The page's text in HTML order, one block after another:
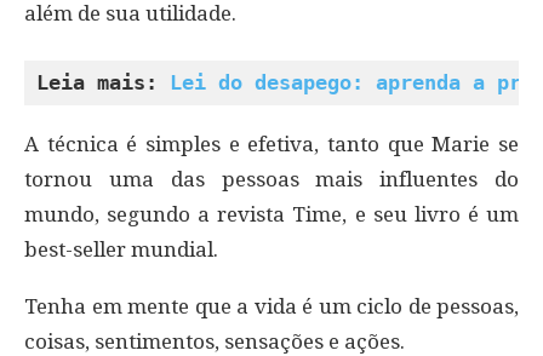
além de sua utilidade.
Leia mais: Lei do desapego: aprenda a
A técnica é simples e efetiva, tanto que Marie se
tornou uma das pessoas mais influentes do
mundo, segundo a revista Time, e seu livro é um
best-seller mundial.
Tenha em mente que a vida é um ciclo de pessoas,
coisas, sentimentos, sensações e ações.